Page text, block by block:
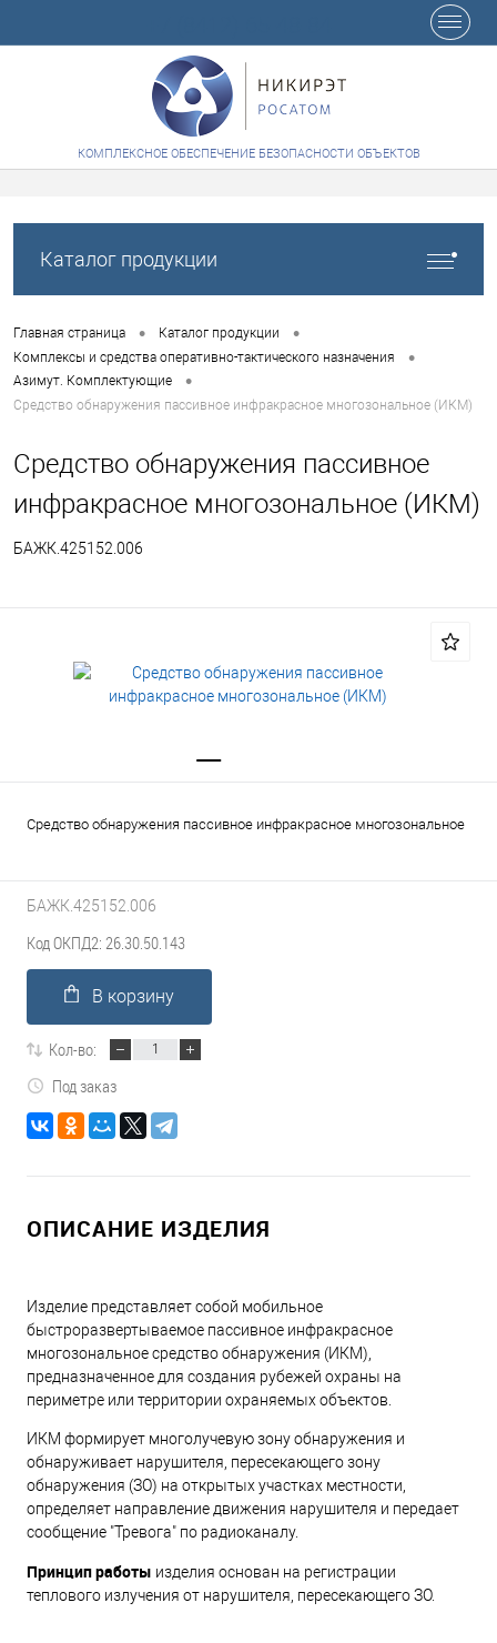
КОМПЛЕКСНОЕ ОБЕСПЕЧЕНИЕ БЕЗОПАСНОСТИ ОБЪЕКТОВ
Каталог продукции
Главная страница • Каталог продукции •
Комплексы и средства оперативно-тактического назначения •
Азимут. Комплектующие •
Средство обнаружения пассивное инфракрасное многозональное (ИКМ)
Средство обнаружения пассивное
инфракрасное многозональное (ИКМ)
БАЖК.425152.006
Средство обнаружения пассивное инфракрасное многозональное
БАЖК.425152.006
Код ОКПД2: 26.30.50.143
В корзину
Кол-во:
Под заказ
ОПИСАНИЕ ИЗДЕЛИЯ
Изделие представляет собой мобильное
быстроразвертываемое пассивное инфракрасное
многозональное средство обнаружения (ИКМ),
предназначенное для создания рубежей охраны на
периметре или территории охраняемых объектов.
ИКМ формирует многолучевую зону обнаружения и
обнаруживает нарушителя, пересекающего зону
обнаружения (ЗО) на открытых участках местности,
определяет направление движения нарушителя и передает
сообщение "Тревога" по радиоканалу.
Принцип работы изделия основан на регистрации
теплового излучения от нарушителя, пересекающего ЗО.